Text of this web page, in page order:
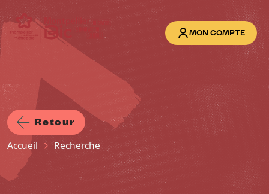
Aller au contenu principal
MON COMPTE
Retour
Fil d'Ariane
Accueil Recherche